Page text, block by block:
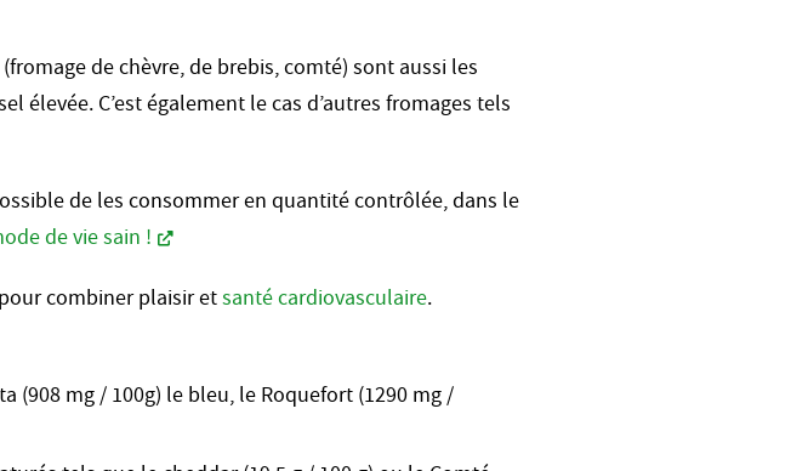
de chèvre, de brebis, comté) sont aussi les
C’est également le cas d’autres fromages tels
de les consommer en quantité contrôlée, dans le
de vie sain !
combiner plaisir etsanté cardiovasculaire.
(908 mg / 100g) le bleu, le Roquefort (1290 mg /